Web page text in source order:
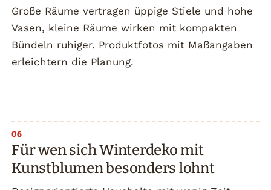
Große Räume vertragen üppige Stiele und hohe
Vasen, kleine Räume wirken mit kompakten
Bündeln ruhiger. Produktfotos mit Maßangaben
erleichtern die Planung.
Für wen sich Winterdeko mit
Kunstblumen besonders lohnt